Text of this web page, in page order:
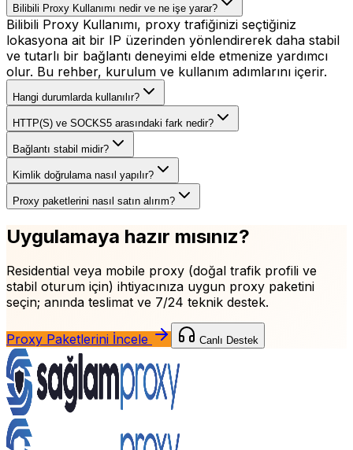
Bilibili Proxy Kullanımı nedir ve ne işe yarar?
Bilibili Proxy Kullanımı, proxy trafiğinizi seçtiğiniz
lokasyona ait bir IP üzerinden yönlendirerek daha stabil
ve tutarlı bir bağlantı deneyimi elde etmenize yardımcı
olur. Bu rehber, kurulum ve kullanım adımlarını içerir.
Hangi durumlarda kullanılır?
HTTP(S) ve SOCKS5 arasındaki fark nedir?
Bağlantı stabil midir?
Kimlik doğrulama nasıl yapılır?
Proxy paketlerini nasıl satın alırım?
Uygulamaya hazır mısınız?
Residential veya mobile proxy (doğal trafik profili ve
stabil oturum için) ihtiyacınıza uygun proxy paketini
seçin; anında teslimat ve 7/24 teknik destek.
Proxy Paketlerini İncele Canlı Destek